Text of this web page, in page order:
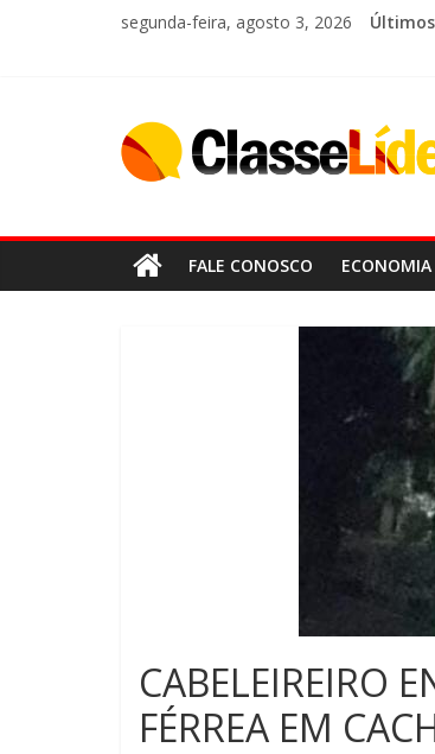
segunda-feira, agosto 3, 2026
FALE CONOSCO ECONOMIA
CABELEIREIRO
FÉRREA EM